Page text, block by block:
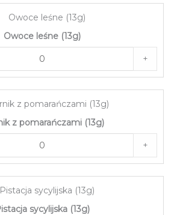
Owoce leśne (13g)
+
z pomarańczami (13g)
+
sycylijska (13g)